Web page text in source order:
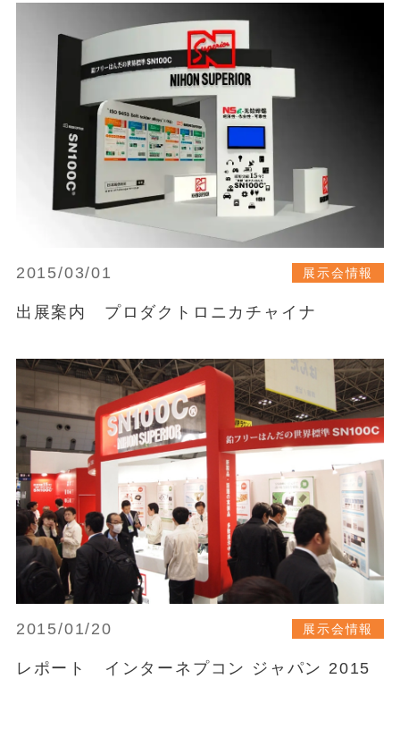
2015/03/01 展示会情報
出展案内 プロダクトロニカチャイナ
2015/01/20 展示会情報
レポート インターネプコン ジャパン 2015